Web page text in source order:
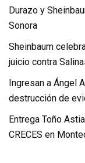
Durazo y
Sonora
Sheinbaum
juicio contra
Ingresan a Ángel
destrucción de
Entrega Toño
CRECES en